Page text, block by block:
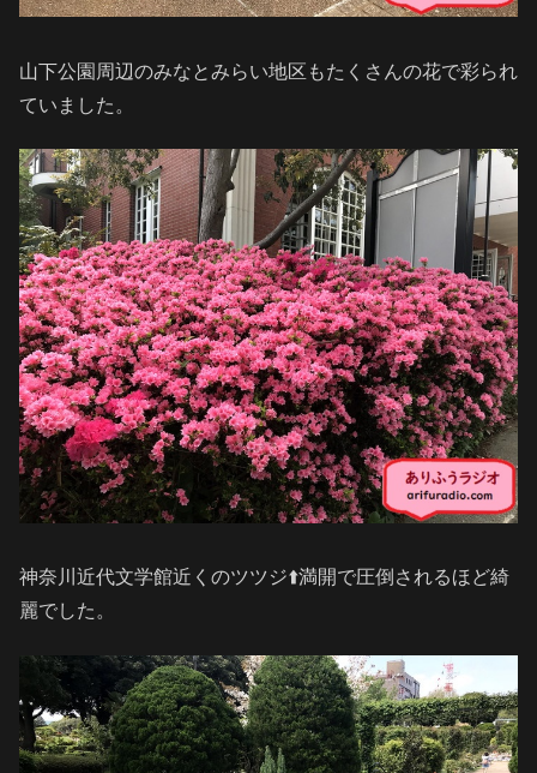
山下公園周辺のみなとみらい地区もたくさんの花で彩られ
ていました。
神奈川近代文学館近くのツツジ⬆️満開で圧倒されるほど綺
麗でした。